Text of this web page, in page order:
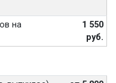
на
1 550
руб.